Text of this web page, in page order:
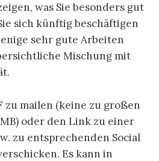
was Sie besonders gut
sich künftig beschäftigen
sehr gute Arbeiten
Mischung mit
zu mailen (keine zu großen
oder den Link zu einer
zu entsprechenden Social
Es kann in